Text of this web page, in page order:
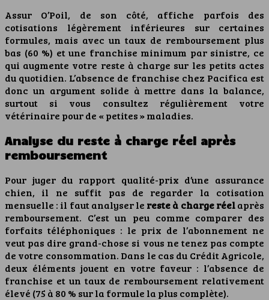
Assur O’Poil, de son côté, affiche parfois des
cotisations légèrement inférieures sur certaines
formules, mais avec un taux de remboursement plus
bas (60 %) et une franchise minimum par sinistre, ce
qui augmente votre reste à charge sur les petits actes
du quotidien. L’absence de franchise chez Pacifica est
donc un argument solide à mettre dans la balance,
surtout si vous consultez régulièrement votre
vétérinaire pour de « petites » maladies.
Analyse du reste à charge réel après
remboursement
Pour juger du rapport qualité-prix d’une assurance
chien, il ne suffit pas de regarder la cotisation
mensuelle : il faut analyser le reste à charge réelaprès
remboursement. C’est un peu comme comparer des
forfaits téléphoniques : le prix de l’abonnement ne
veut pas dire grand-chose si vous ne tenez pas compte
de votre consommation. Dans le cas du Crédit Agricole,
deux éléments jouent en votre faveur : l’absence de
franchise et un taux de remboursement relativement
élevé (75 à 80 % sur la formule la plus complète).